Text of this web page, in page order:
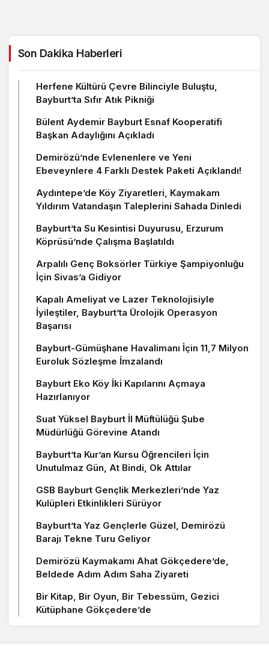
Son Dakika Haberleri
Herfene Kültürü Çevre Bilinciyle Buluştu,
Bayburt’ta Sıfır Atık Pikniği
Bülent Aydemir Bayburt Esnaf Kooperatifi
Başkan Adaylığını Açıkladı
Demirözü’nde Evlenenlere ve Yeni
Ebeveynlere 4 Farklı Destek Paketi Açıklandı!
Aydıntepe’de Köy Ziyaretleri, Kaymakam
Yıldırım Vatandaşın Taleplerini Sahada Dinledi
Bayburt’ta Su Kesintisi Duyurusu, Erzurum
Köprüsü’nde Çalışma Başlatıldı
Arpalılı Genç Boksörler Türkiye Şampiyonluğu
İçin Sivas’a Gidiyor
Kapalı Ameliyat ve Lazer Teknolojisiyle
İyileştiler, Bayburt’ta Ürolojik Operasyon
Başarısı
Bayburt-Gümüşhane Havalimanı İçin 11,7 Milyon
Euroluk Sözleşme İmzalandı
Bayburt Eko Köy İki Kapılarını Açmaya
Hazırlanıyor
Suat Yüksel Bayburt İl Müftülüğü Şube
Müdürlüğü Görevine Atandı
Bayburt’ta Kur’an Kursu Öğrencileri İçin
Unutulmaz Gün, At Bindi, Ok Attılar
GSB Bayburt Gençlik Merkezleri’nde Yaz
Kulüpleri Etkinlikleri Sürüyor
Bayburt’ta Yaz Gençlerle Güzel, Demirözü
Barajı Tekne Turu Geliyor
Demirözü Kaymakamı Ahat Gökçedere’de,
Beldede Adım Adım Saha Ziyareti
Bir Kitap, Bir Oyun, Bir Tebessüm, Gezici
Kütüphane Gökçedere’de